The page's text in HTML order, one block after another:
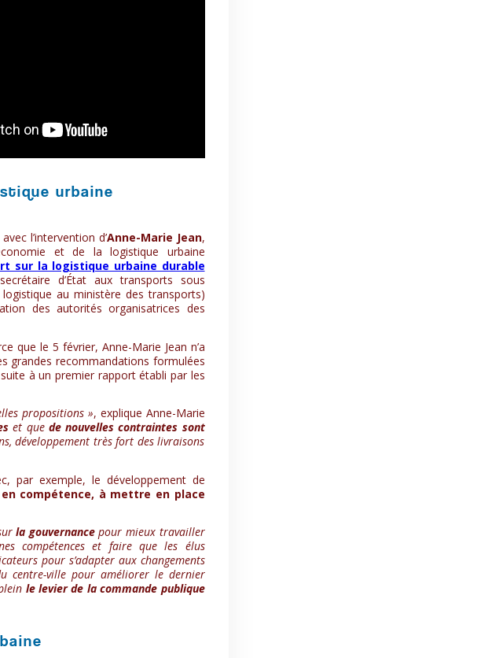
urbaine
l’intervention d’Anne-Marie Jean,
et de la logistique urbaine
sur la logistique urbaine durable
d’État aux transports sous
au ministère des transports)
des autorités organisatrices des
que le 5 février, Anne-Marie Jean n’a
grandes recommandations formulées
à un premier rapport établi par les
propositions », explique Anne-Marie
et que de nouvelles contraintes sont
développement très fort des livraisons
par exemple, le développement de
compétence, à mettre en place
la gouvernancepour mieux travailler
compétences et faire que les élus
pour s’adapter aux changements
centre-ville pour améliorer le dernier
le levier de la commande publique